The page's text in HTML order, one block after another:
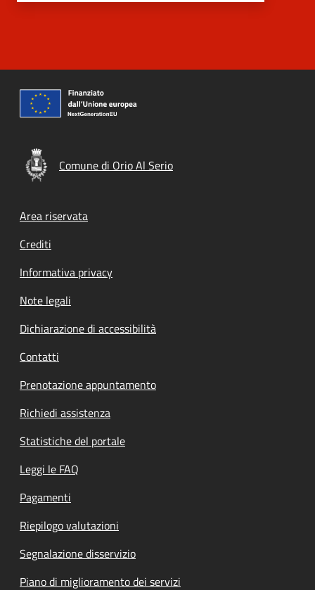
Comune di Orio Al Serio
Footer menu
Area riservata
Crediti
Informativa privacy
Note legali
Dichiarazione di accessibilità
Contatti
Prenotazione appuntamento
Richiedi assistenza
Statistiche del portale
Leggi le FAQ
Pagamenti
Riepilogo valutazioni
Segnalazione disservizio
Piano di miglioramento dei servizi